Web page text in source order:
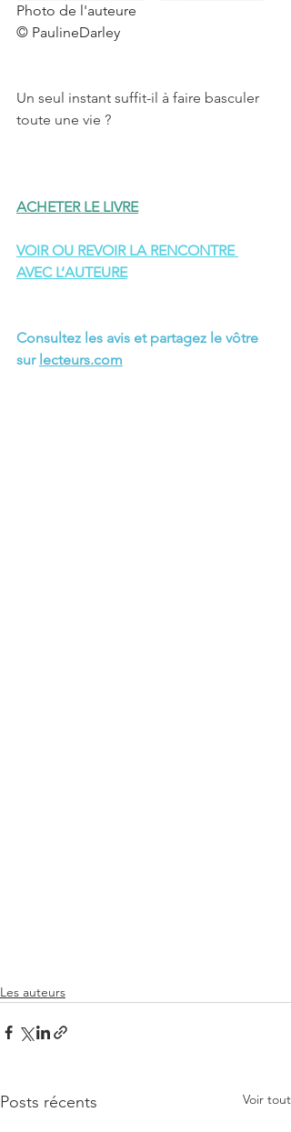
Photo de l'auteure
© PaulineDarley
Un seul instant suffit-il à faire basculer
toute une vie ?
ACHETER LE LIVRE
VOIR OU REVOIR LA RENCONTRE
AVEC L’AUTEURE
Consultez les avis et partagez le vôtre
sur lecteurs.com
Les auteurs
Posts récents Voir tout